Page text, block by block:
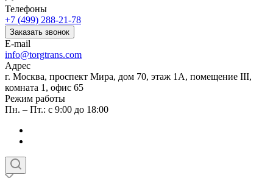
Телефоны
+7 (499) 288-21-78
Заказать звонок
E-mail
info@torgtrans.com
Адрес
г. Москва, проспект Мира, дом 70, этаж 1А, помещение III,
комната 1, офис 65
Режим работы
Пн. – Пт.: с 9:00 до 18:00